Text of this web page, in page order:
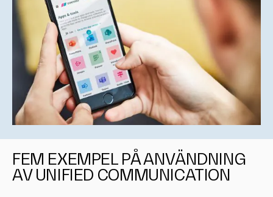
FEM EXEMPEL PÅ ANVÄNDNING
AV UNIFIED COMMUNICATION